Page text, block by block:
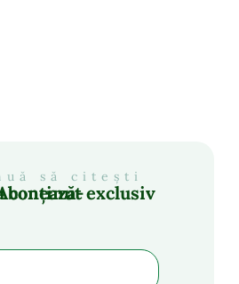
să citești
pentru conținut exclusiv